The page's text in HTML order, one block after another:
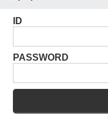
ID
PASSWORD